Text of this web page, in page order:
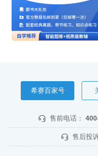
希赛百家号
售前电话：
售后投